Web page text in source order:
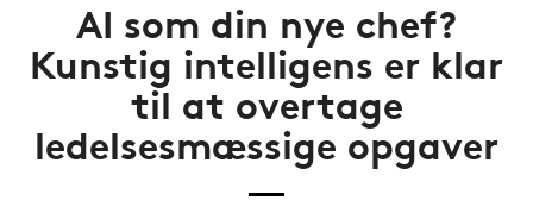
AI som din nye chef?
Kunstig intelligens er klar
til at overtage
ledelsesmæssige opgaver